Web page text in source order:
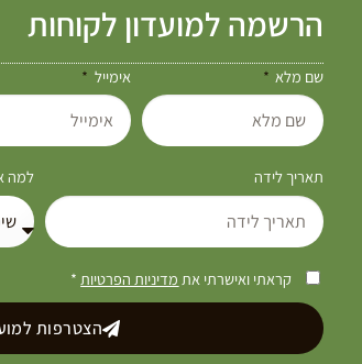
הרשמה למועדון לקוחות
שם מלא אימייל
תאריך לידה למה
קראתי ואישרתי את מדיניות הפרטיות*
הצטרפות